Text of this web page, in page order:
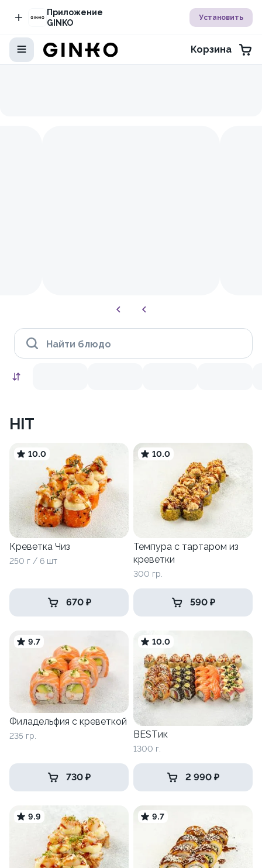
Приложение
GINKO
Установить
Корзина
Найти блюдо
HIT
10.0
Креветка Чиз
250 г / 6 шт
670 ₽
10.0
Темпура с тартаром из
креветки
300 гр.
590 ₽
9.7
Филадельфия с креветкой
235 гр.
730 ₽
10.0
BESTик
1300 г.
2 990 ₽
9.9 9.7